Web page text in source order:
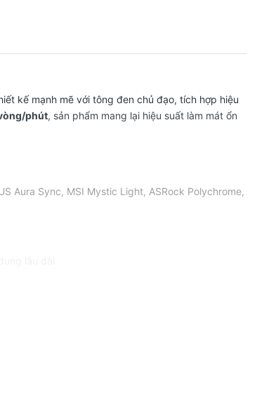
kế mạnh mẽ với tông đen chủ đạo, tích hợp hiệu
phút, sản phẩm mang lại hiệu suất làm mát ổn
Aura Sync, MSI Mystic Light, ASRock Polychrome,